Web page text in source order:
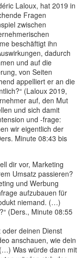
Laloux, hat 2019 in
Fragen
zwischen
beschäftigt ihn
dadurch
und auf die
von Seiten
appelliert er an die
(Laloux 2019,
auf, den Mut
und sich damit
und -frage:
wir eigentlich der
Minute 08:43 bis
dir vor, Marketing
Umsatz passieren?
und Werbung
aufzubauen für
niemand. (…)
(Ders., Minute 08:55
oder deinen Dienst
anschauen, wie dein
Was würde dann mit